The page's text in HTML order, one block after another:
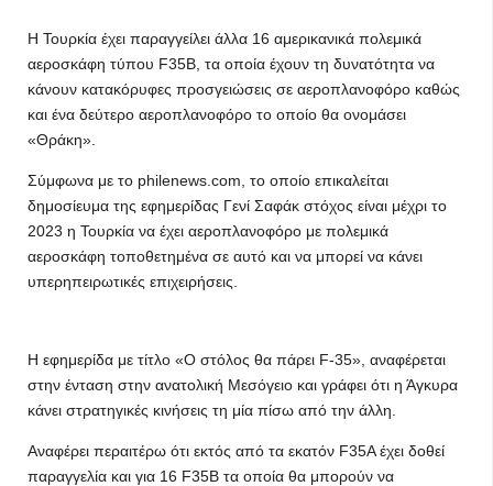
Η Τουρκία έχει παραγγείλει άλλα 16 αμερικανικά πολεμικά
αεροσκάφη τύπου F35B, τα οποία έχουν τη δυνατότητα να
κάνουν κατακόρυφες προσγειώσεις σε αεροπλανοφόρο καθώς
και ένα δεύτερο αεροπλανοφόρο το οποίο θα ονομάσει
«Θράκη».
Σύμφωνα με το philenews.com, το οποίο επικαλείται
δημοσίευμα της εφημερίδας Γενί Σαφάκ στόχος είναι μέχρι το
2023 η Τουρκία να έχει αεροπλανοφόρο με πολεμικά
αεροσκάφη τοποθετημένα σε αυτό και να μπορεί να κάνει
υπερηπειρωτικές επιχειρήσεις.
Η εφημερίδα με τίτλο «Ο στόλος θα πάρει F-35», αναφέρεται
στην ένταση στην ανατολική Μεσόγειο και γράφει ότι η Άγκυρα
κάνει στρατηγικές κινήσεις τη μία πίσω από την άλλη.
Αναφέρει περαιτέρω ότι εκτός από τα εκατόν F35A έχει δοθεί
παραγγελία και για 16 F35B τα οποία θα μπορούν να